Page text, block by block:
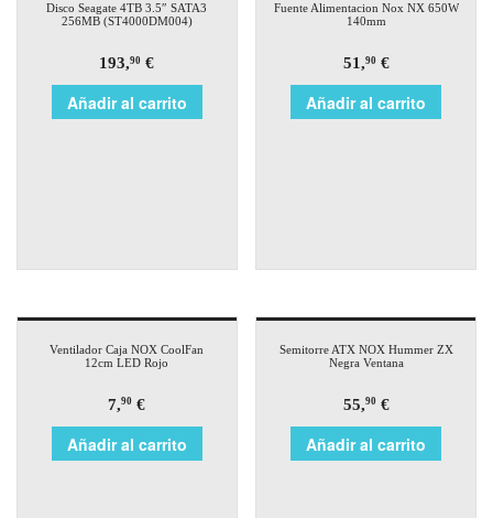
Disco Seagate 4TB 3.5″ SATA3
256MB (ST4000DM004)
193,90 €
Añadir al carrito
Fuente Alimentacion Nox NX 650W
140mm
51,90€
Añadir al carrito
Ventilador Caja NOX CoolFan
12cm LED Rojo
7,90 €
Añadir al carrito
Semitorre ATX NOX Hummer ZX
Negra Ventana
55,90€
Añadir al carrito